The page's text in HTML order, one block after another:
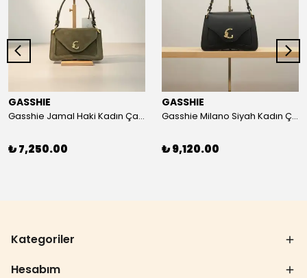
GASSHIE
Gasshie Jamal Haki Kadın Çanta 8644
₺ 7,250.00
GASSHIE
Gasshie Milano Siyah Kadın Çanta 8654
₺ 9,120.00
Kategoriler
Hesabım